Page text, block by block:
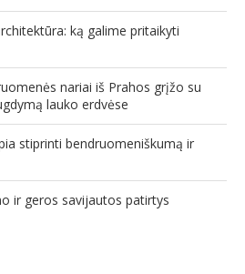
ką galime pritaikyti
nariai iš Prahos grįžo su
lauko erdvėse
stiprinti bendruomeniškumą ir
ir geros savijautos patirtys